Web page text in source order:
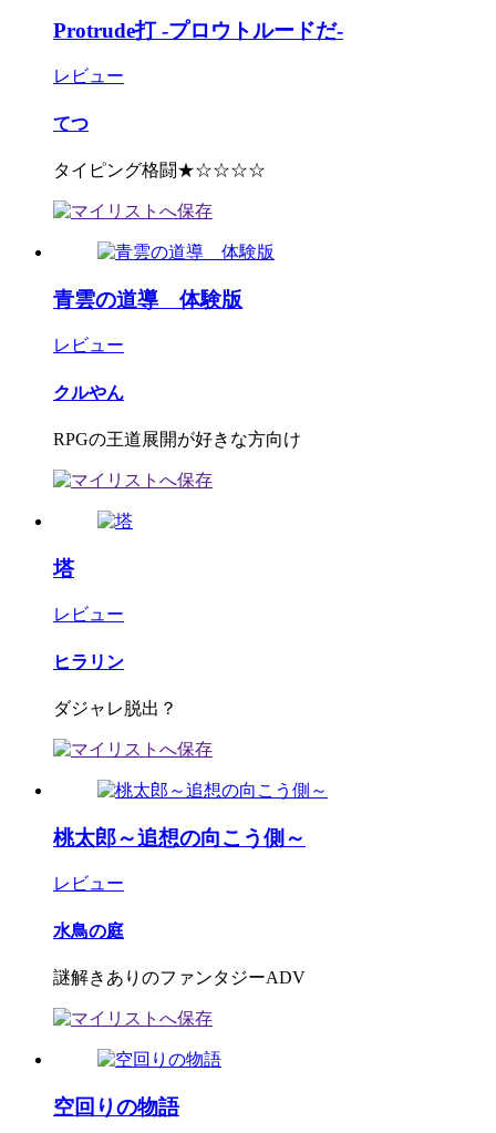
Protrude打 -プロウトルードだ-
レビュー
てつ
タイピング格闘★☆☆☆☆
青雲の道導 体験版
レビュー
クルやん
RPGの王道展開が好きな方向け
塔
レビュー
ヒラリン
ダジャレ脱出？
桃太郎～追想の向こう側～
レビュー
水鳥の庭
謎解きありのファンタジーADV
空回りの物語